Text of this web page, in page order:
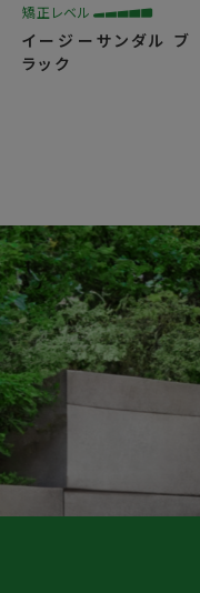
矯正レベル
イージーサンダル ブ
ラック